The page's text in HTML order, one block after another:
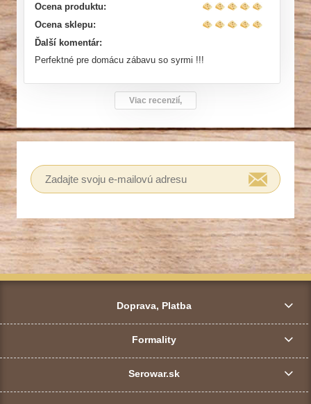
Ocena produktu:
Ocena sklepu:
Ďalší komentár:
Perfektné pre domácu zábavu so syrmi !!!
Viac recenzií,
Doprava, Platba
Formality
Serowar.sk